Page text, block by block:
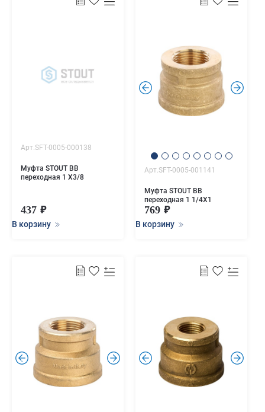
Арт.SFT-0005-000138
Муфта STOUT ВВ
переходная 1 X3/8
437
В корзину
. .
Арт.SFT-0005-001141
Муфта STOUT ВВ
переходная 1 1/4X1
769
В корзину
. . . .